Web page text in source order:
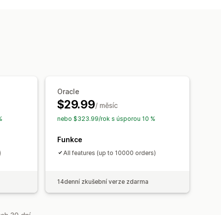
Oracle
$29.99/ měsíc
nebo $323.99/rok s úsporou 10 %
Funkce
All features (up to 10000 orders)
14denní zkušební verze zdarma